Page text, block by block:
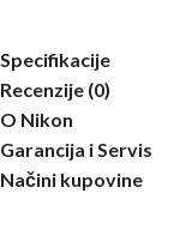
Specifikacije
Recenzije (0)
O Nikon
Garancija i Servis
Načini kupovine